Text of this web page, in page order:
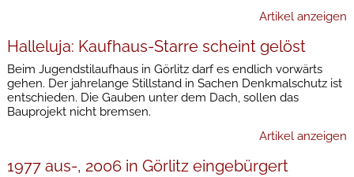
Artikel anzeigen
Halleluja: Kaufhaus-Starre scheint gelöst
Beim Jugendstilaufhaus in Görlitz darf es endlich vorwärts
gehen. Der jahrelange Stillstand in Sachen Denkmalschutz ist
entschieden. Die Gauben unter dem Dach, sollen das
Bauprojekt nicht bremsen.
Artikel anzeigen
1977 aus-, 2006 in Görlitz eingebürgert